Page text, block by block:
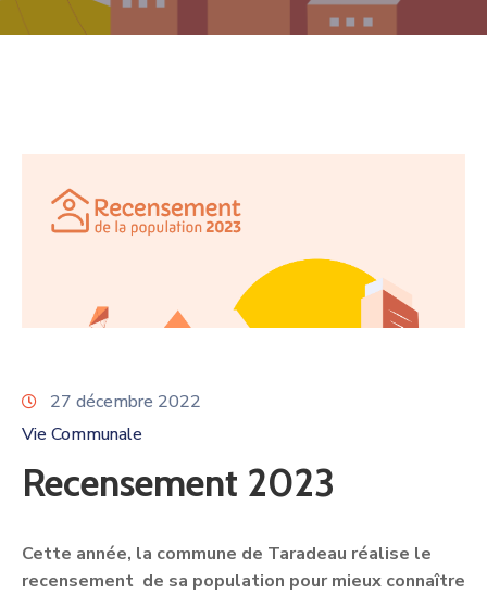
27 décembre 2022
Vie Communale
Recensement 2023
Cette année, la commune de Taradeau réalise le
recensement de sa population pour mieux connaître